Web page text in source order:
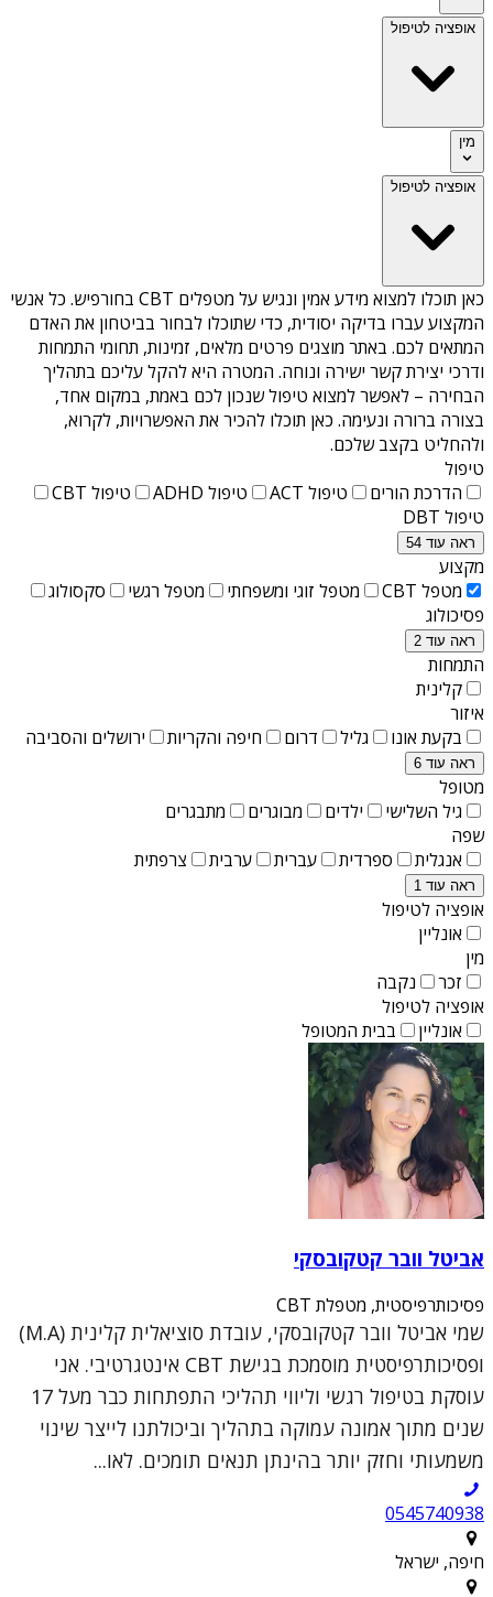
אופציה לטיפול
מין
אופציה לטיפול
כאן תוכלו למצוא מידע אמין ונגיש על מטפלים CBT בחורפיש
. כל אנשי
המקצוע עברו בדיקה יסודית, כדי שתוכלו לבחור בביטחון את האדם
המתאים לכם. באתר מוצגים פרטים מלאים, זמינות, תחומי התמחות
ודרכי יצירת קשר ישירה ונוחה. המטרה היא להקל עליכם בתהליך
הבחירה – לאפשר למצוא טיפול שנכון לכם באמת, במקום אחד,
בצורה ברורה ונעימה. כאן תוכלו להכיר את האפשרויות, לקרוא,
ולהחליט בקצב שלכם.
טיפול
הדרכת הורים
טיפול ACT טיפול ADHD
טיפול CBT
טיפול DBT
ראה עוד 54
מקצוע
מטפל CBT
מטפל זוגי ומשפחתי מטפל רגשי
סקסולוג
פסיכולוג
ראה עוד 2
התמחות
קלינית
איזור
בקעת אונו
גליל דרום חיפה והקריות ירושלים והסביבה
ראה עוד 6
מטופל
גיל השלישי
ילדים מבוגרים
מתבגרים
שפה
אנגלית
ספרדית עברית ערבית צרפתית
ראה עוד 1
אופציה לטיפול
אונליין
מין
זכר
נקבה
אופציה לטיפול
אונליין
בבית המטופל
אביטל וובר קטקובסקי
פסיכותרפיסטית, מטפלת CBT
שמי אביטל וובר קטקובסקי, עובדת סוציאלית קלינית (M.A)
ופסיכותרפיסטית מוסמכת בגישת CBT אינטגרטיבי. אני
עוסקת בטיפול רגשי וליווי תהליכי התפתחות כבר מעל 17
שנים מתוך אמונה עמוקה בתהליך וביכולתנו לייצר שינוי
משמעותי וחזק יותר בהינתן תנאים תומכים. לאו...
0545740938
חיפה, ישראל